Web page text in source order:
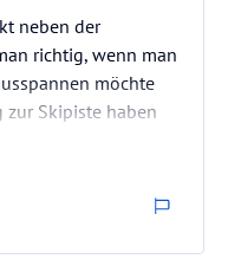
neben der
richtig, wenn man
möchte
Skipiste haben